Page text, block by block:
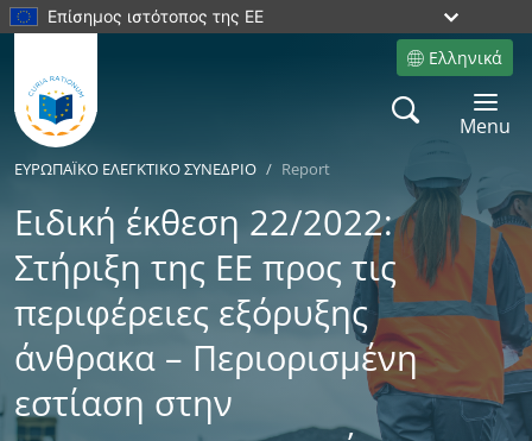
Επίσημος ιστότοπος της ΕΕ
Ελληνικά
Site language
Search
Toggle
Menu
ΕΥΡΩΠΑÏKΟ ΕΛΕΓΚΤΙΚΟ ΣΥΝΕΔΡΙΟ Report
Ειδική έκθεση 22/2022:
Στήριξη της ΕΕ προς τις
περιφέρειες εξόρυξης
άνθρακα – Περιορισμένη
εστίαση στην